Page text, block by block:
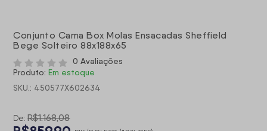
Conjunto Cama Box Molas Ensacadas Sheffield
Bege Solteiro 88x188x65
0 Avaliações
Produto: Em estoque
SKU.: 450577X602634
De: R$1.168,08